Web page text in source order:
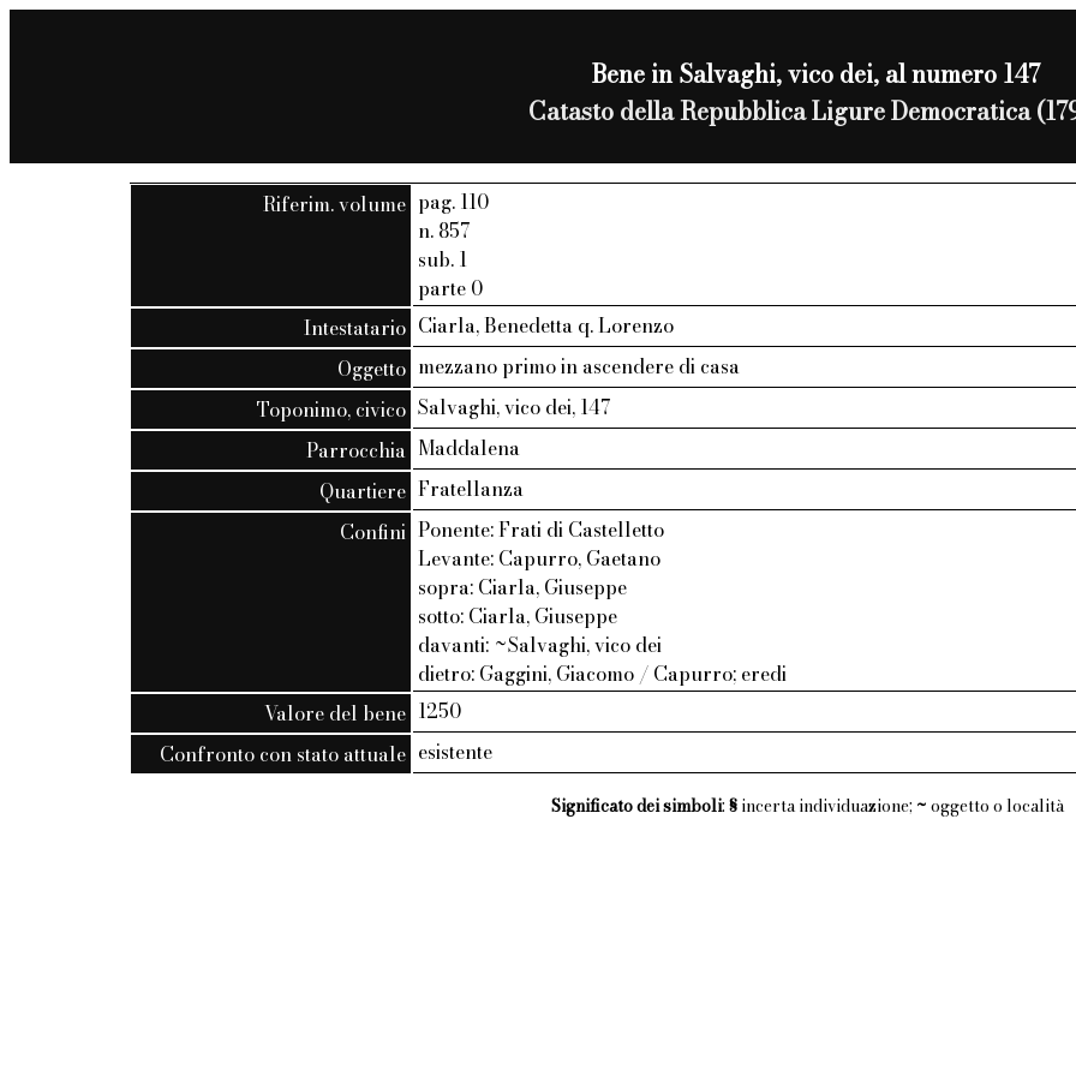
Bene in Salvaghi, vico dei, al numero 147
Catasto della Repubblica Ligure Democratica
Riferim. volume pag. 110
n. 857
sub. 1
parte 0
Intestatario Ciarla, Benedetta q. Lorenzo
Oggetto mezzano primo in ascendere di casa
Toponimo, civico Salvaghi, vico dei, 147
Parrocchia Maddalena
Quartiere Fratellanza
Confini Ponente: Frati di Castelletto
Levante: Capurro, Gaetano
sopra: Ciarla, Giuseppe
sotto: Ciarla, Giuseppe
davanti: ~Salvaghi, vico dei
dietro: Gaggini, Giacomo / Capurro; eredi
Valore del bene 1250
Confronto con stato attuale esistente
Significato dei simboli: §incerta individuazione; ~ oggetto o località